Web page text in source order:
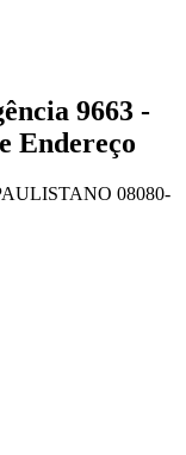
9663 -
Endereço
08080-